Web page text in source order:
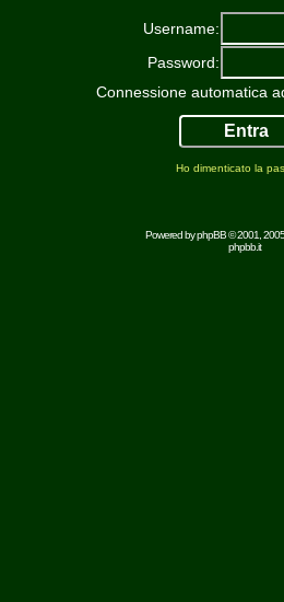
Username:
Password:
Connessione automatica
Ho dimenticato la
Powered byphpBB© 2001,
phpbb.it